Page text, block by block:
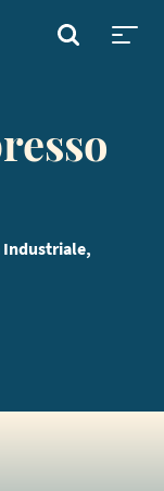
CERCA
Industriale,